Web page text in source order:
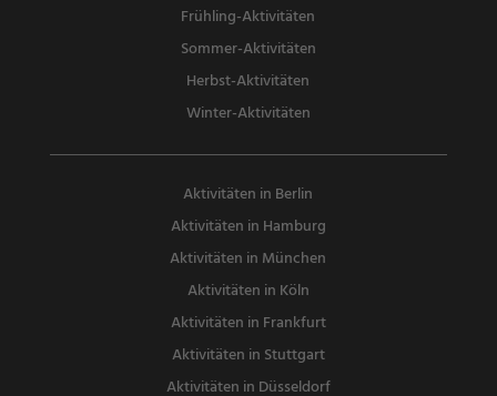
Frühling-Aktivitäten
Sommer-Aktivitäten
Herbst-Aktivitäten
Winter-Aktivitäten
Aktivitäten in Berlin
Aktivitäten in Hamburg
Aktivitäten in München
Aktivitäten in Köln
Aktivitäten in Frankfurt
Aktivitäten in Stuttgart
Aktivitäten in Düsseldorf